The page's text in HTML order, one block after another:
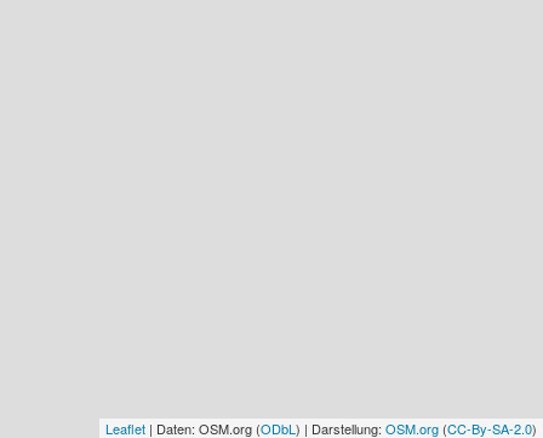
Leaflet | Daten: OSM.org (ODbL ) | Darstellung: OSM.org (CC-By-SA-2.0)